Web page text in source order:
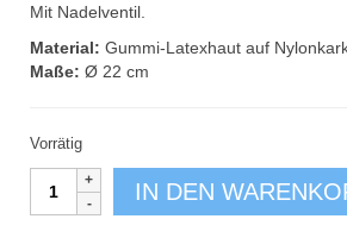
Mit Nadelventil.
Material: Gummi-Latexhaut auf
Maße: Ø 22 cm
Vorrätig
Basketball
IN DEN